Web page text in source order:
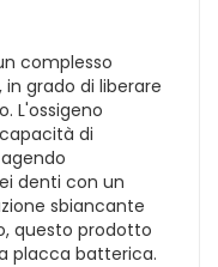
complesso
grado di liberare
L'ossigeno
di
denti con un
sbiancante
questo prodotto
placca batterica.